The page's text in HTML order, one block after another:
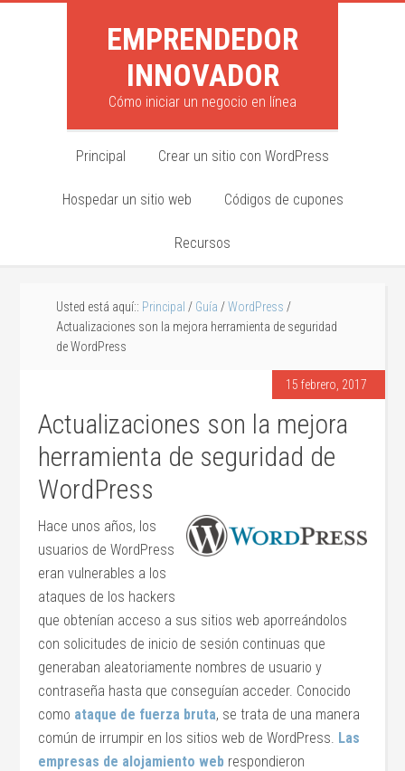
EMPRENDEDOR
INNOVADOR
Cómo iniciar un negocio en línea
Principal Crear un sitio con WordPress
Hospedar un sitio web Códigos de cupones
Recursos
Usted está aquí:: Principal / Guía /WordPress /
Actualizaciones son la mejora herramienta de seguridad
de WordPress
15 febrero, 2017
Actualizaciones son la mejora
herramienta de seguridad de
WordPress
Hace unos años, los
usuarios de WordPress
eran vulnerables a los
ataques de los hackers
que obtenían acceso a sus sitios web aporreándolos
con solicitudes de inicio de sesión continuas que
generaban aleatoriamente nombres de usuario y
contraseña hasta que conseguían acceder. Conocido
como ataque de fuerza bruta, se trata de una manera
común de irrumpir en los sitios web de WordPress. Las
empresas de alojamiento web respondieron